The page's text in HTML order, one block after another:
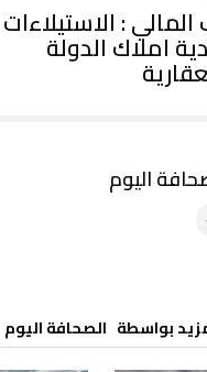
: الاستيلاءات
املاك الدولة
بواسطة‬ ‬ ‭ ‬الصحافة‭ ‬اليوم